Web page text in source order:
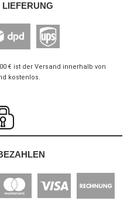
€ ist der Versand innerhalb von
kostenlos.